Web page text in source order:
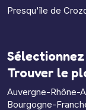
Presqu'île de
Trouver le
Auvergne-Rhône-
Bourgogne-